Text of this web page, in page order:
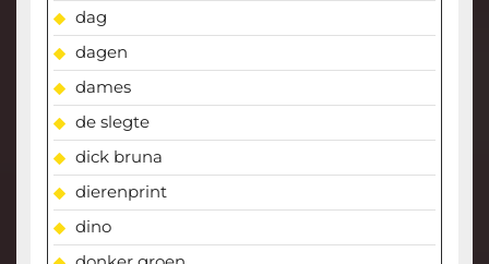
dag
dagen
dames
de slegte
dick bruna
dierenprint
dino